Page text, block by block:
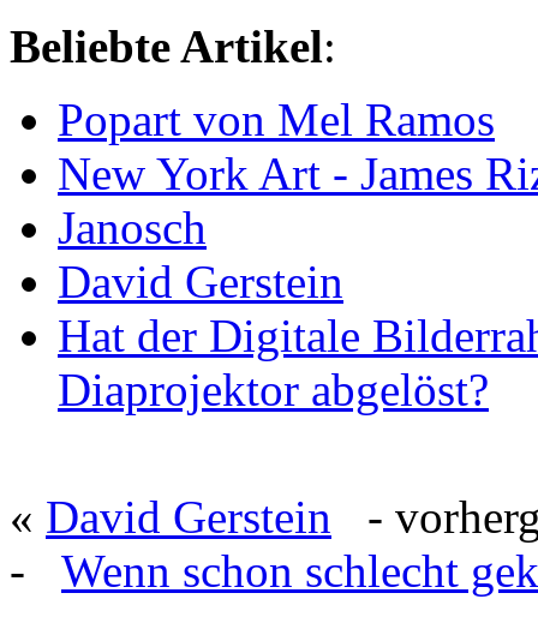
Beliebte Artikel:
Popart von Mel Ramos
New York Art - James
Janosch
David Gerstein
Hat der Digitale
Diaprojektor abgelöst?
« David Gerstein -
- Wenn schon schlecht